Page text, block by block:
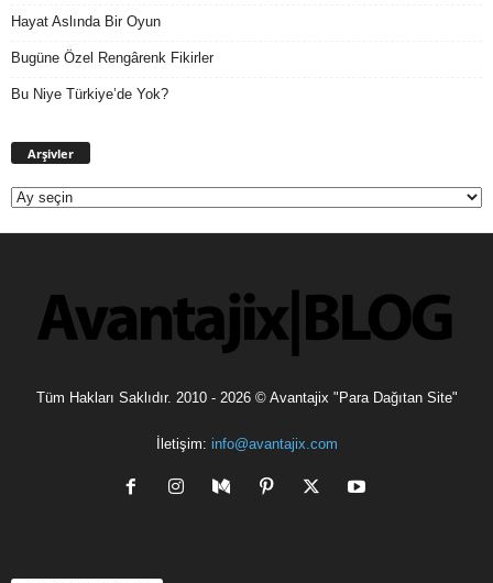
Hayat Aslında Bir Oyun
Bugüne Özel Rengârenk Fikirler
Bu Niye Türkiye’de Yok?
Arşivler
Tüm Hakları Saklıdır. 2010 - 2026 © Avantajix "Para Dağıtan Site"
İletişim: info@avantajix.com